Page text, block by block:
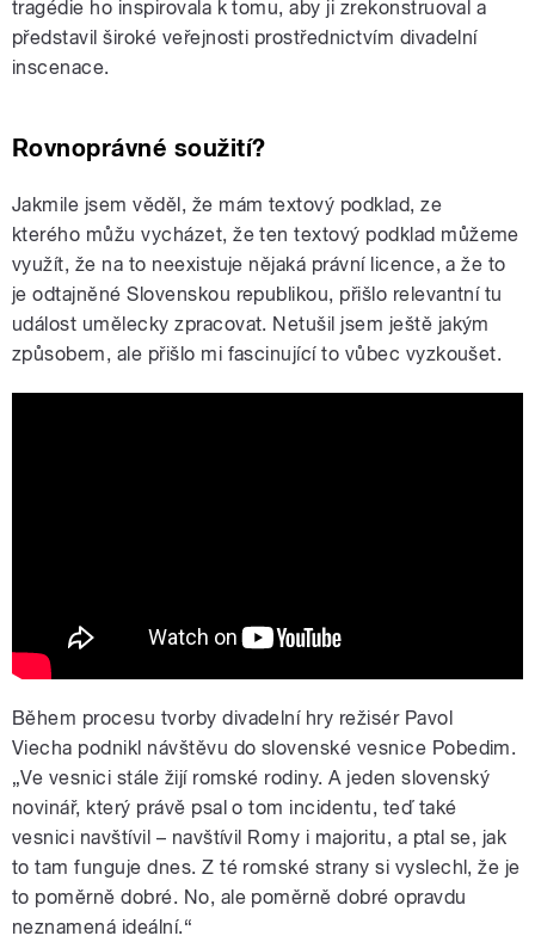
tragédie ho inspirovala k tomu, aby ji zrekonstruoval a
představil široké veřejnosti prostřednictvím divadelní
inscenace.
Rovnoprávné soužití?
Jakmile jsem věděl, že mám textový podklad, ze
kterého můžu vycházet, že ten textový podklad můžeme
využít, že na to neexistuje nějaká právní licence, a že to
je odtajněné Slovenskou republikou, přišlo relevantní tu
událost umělecky zpracovat. Netušil jsem ještě jakým
způsobem, ale přišlo mi fascinující to vůbec vyzkoušet.
Během procesu tvorby divadelní hry režisér Pavol
Viecha podnikl návštěvu do slovenské vesnice Pobedim.
„Ve vesnici stále žijí romské rodiny. A jeden slovenský
novinář, který právě psal o tom incidentu, teď také
vesnici navštívil – navštívil Romy i majoritu, a ptal se, jak
to tam funguje dnes. Z té romské strany si vyslechl, že je
to poměrně dobré. No, ale poměrně dobré opravdu
neznamená ideální.“